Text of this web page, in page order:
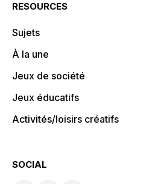
RESOURCES
Sujets
À la une
Jeux de société
Jeux éducatifs
Activités/loisirs créatifs
SOCIAL